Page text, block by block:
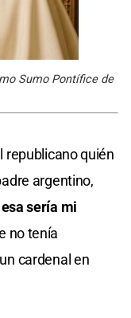
Sumo Pontífice de
republicano quién
argentino,
sería mi
no tenía
cardenal en